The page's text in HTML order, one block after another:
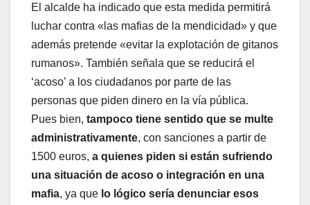
El alcalde ha indicado que esta medida permitirá
luchar contra «las mafias de la mendicidad» y que
además pretende «evitar la explotación de gitanos
rumanos». También señala que se reducirá el
‘acoso’ a los ciudadanos por parte de las
personas que piden dinero en la vía pública.
Pues bien, tampoco tiene sentido que se multe
administrativamente, con sanciones a partir de
1500 euros, a quienes piden si están sufriendo
una situación de acoso o integración en una
mafia, ya que lo lógico sería denunciar esos